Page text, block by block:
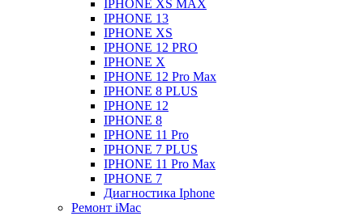
IPHONE XS MAX
IPHONE 13
IPHONE XS
IPHONE 12 PRO
IPHONE X
IPHONE 12 Pro Max
IPHONE 8 PLUS
IPHONE 12
IPHONE 8
IPHONE 11 Pro
IPHONE 7 PLUS
IPHONE 11 Pro Max
IPHONE 7
Диагностика Iphone
Ремонт iMac